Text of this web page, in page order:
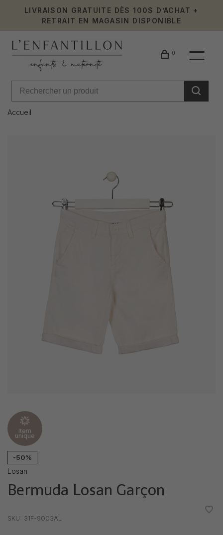
LIVRAISON GRATUITE DÈS 100$ D’ACHAT +
RETRAIT EN MAGASIN DISPONIBLE
0
Accueil
Item
unique
-50%
Losan
Bermuda Losan Garçon
SKU: 31F-9003AL